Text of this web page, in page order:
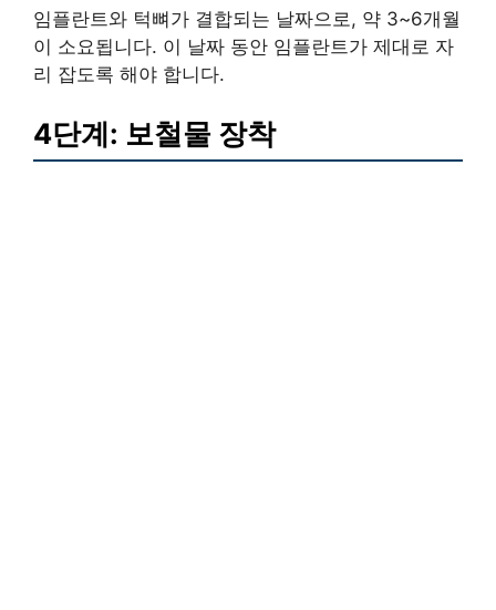
임플란트와 턱뼈가 결합되는 날짜으로, 약 3~6개월
이 소요됩니다. 이 날짜 동안 임플란트가 제대로 자
리 잡도록 해야 합니다.
4단계: 보철물 장착